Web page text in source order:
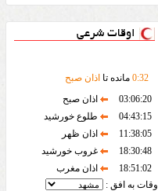
اوقات شرعی
0:32 مانده تا اذان صبح
03:06:20
اذان صبح
04:43:15
طلوع خورشید
11:38:05
اذان ظهر
18:30:48
غروب خورشید
18:51:02
اذان مغرب
اوقات به افق :